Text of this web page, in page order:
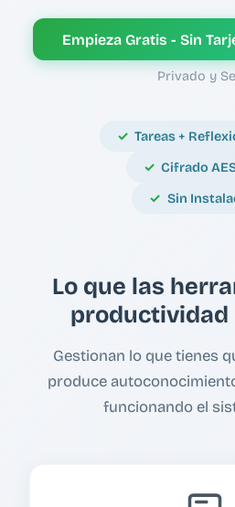
Empieza Gratis - Sin
Privado y
Tareas +
Cifrado
Sin
Lo que las
productividad
Gestionan lo que tienes
produce
funcionando el